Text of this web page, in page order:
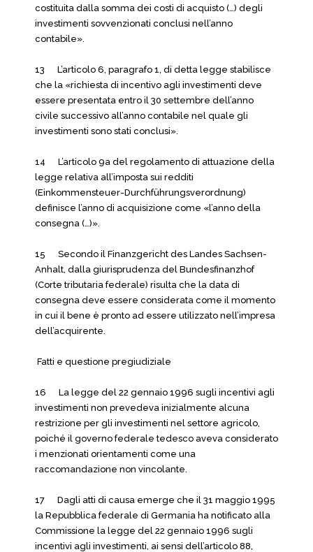
costituita dalla somma dei costi di acquisto (…) degli
investimenti sovvenzionati conclusi nell’anno
contabile».
13 L’articolo 6, paragrafo 1, di detta legge stabilisce
che la «richiesta di incentivo agli investimenti deve
essere presentata entro il 30 settembre dell’anno
civile successivo all’anno contabile nel quale gli
investimenti sono stati conclusi».
14 L’articolo 9a del regolamento di attuazione della
legge relativa all’imposta sui redditi
(Einkommensteuer-Durchführungsverordnung)
definisce l’anno di acquisizione come «l’anno della
consegna (…)».
15 Secondo il Finanzgericht des Landes Sachsen-
Anhalt, dalla giurisprudenza del Bundesfinanzhof
(Corte tributaria federale) risulta che la data di
consegna deve essere considerata come il momento
in cui il bene è pronto ad essere utilizzato nell’impresa
dell’acquirente.
Fatti e questione pregiudiziale
16 La legge del 22 gennaio 1996 sugli incentivi agli
investimenti non prevedeva inizialmente alcuna
restrizione per gli investimenti nel settore agricolo,
poiché il governo federale tedesco aveva considerato
i menzionati orientamenti come una
raccomandazione non vincolante.
17 Dagli atti di causa emerge che il 31 maggio 1995
la Repubblica federale di Germania ha notificato alla
Commissione la legge del 22 gennaio 1996 sugli
incentivi agli investimenti, ai sensi dell’articolo 88,